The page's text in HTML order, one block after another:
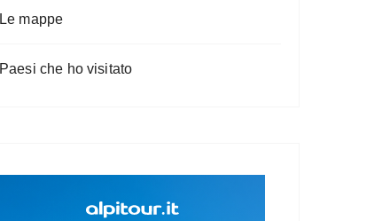
Le mappe
Paesi che ho visitato